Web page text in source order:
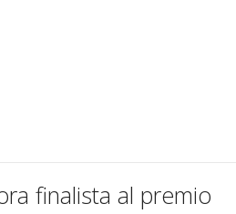
finalista al premio